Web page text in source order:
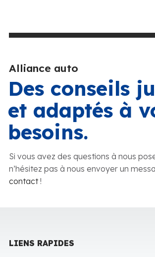
Alliance auto
Des conseils
et adaptés à
besoins.
Si vous avez des questions à nous
n’hésitez pas à nous envoyer un
contact!
LIENS RAPIDES